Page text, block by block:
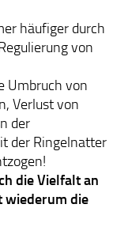
häufiger durch
von
Umbruch von
Verlust von
der
der Ringelnatter
die Vielfalt an
wiederum die